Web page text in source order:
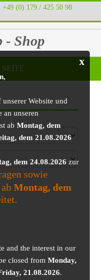
+49 (0) 179 / 425 50 98
- Shop
x
Website und
an unseren
abMontag, dem
dem 21.08.2026
dem 24.08.2026 zur
sowie
abMontag, dem
and the interest in our
closed fromMonday,
21.08.2026.